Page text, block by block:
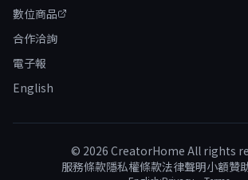
數位商品
合作洽詢
電子報
English
© 2026 CreatorHome All rights
服務條款隱私權條款法律聲明小額贊